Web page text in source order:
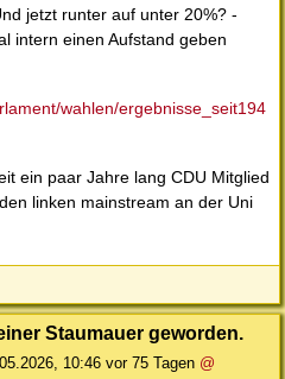
jetzt runter auf unter 20%? -
intern einen Aufstand geben
wahlen/ergebnisse_seit194
ein paar Jahre lang CDU Mitglied
linken mainstream an der Uni
Staumauer geworden.
10:46 vor 75 Tagen @